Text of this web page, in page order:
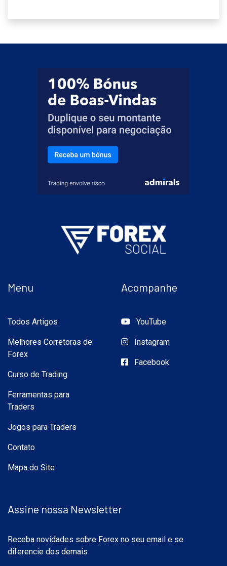
Menu
Todos Artigos
Melhores Corretoras de
Forex
Curso de Trading
Ferramentas para
Traders
Jogos para Traders
Contato
Mapa do Site
Acompanhe
YouTube
Instagram
Facebook
Assine nossa Newsletter
Receba novidades sobre Forex no seu email e se
diferencie dos demais